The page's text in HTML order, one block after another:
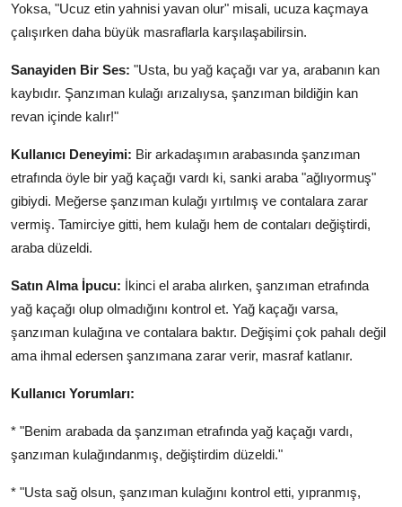
Yoksa, "Ucuz etin yahnisi yavan olur" misali, ucuza kaçmaya
çalışırken daha büyük masraflarla karşılaşabilirsin.
Sanayiden Bir Ses: "Usta, bu yağ kaçağı var ya, arabanın kan
kaybıdır. Şanzıman kulağı arızalıysa, şanzıman bildiğin kan
revan içinde kalır!"
Kullanıcı Deneyimi: Bir arkadaşımın arabasında şanzıman
etrafında öyle bir yağ kaçağı vardı ki, sanki araba "ağlıyormuş"
gibiydi. Meğerse şanzıman kulağı yırtılmış ve contalara zarar
vermiş. Tamirciye gitti, hem kulağı hem de contaları değiştirdi,
araba düzeldi.
Satın Alma İpucu: İkinci el araba alırken, şanzıman etrafında
yağ kaçağı olup olmadığını kontrol et. Yağ kaçağı varsa,
şanzıman kulağına ve contalara baktır. Değişimi çok pahalı değil
ama ihmal edersen şanzımana zarar verir, masraf katlanır.
Kullanıcı Yorumları:
* "Benim arabada da şanzıman etrafında yağ kaçağı vardı,
şanzıman kulağındanmış, değiştirdim düzeldi."
* "Usta sağ olsun, şanzıman kulağını kontrol etti, yıpranmış,